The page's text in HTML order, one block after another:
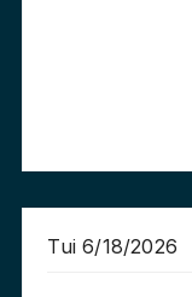
Tui 6/18/2026